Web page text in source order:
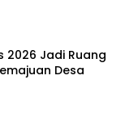
2026 Jadi Ruang
Desa